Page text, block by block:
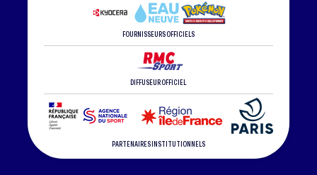
FOURNISSEURS OFFICIELS
DIFFUSEUR OFFICIEL
PARTENAIRES INSTITUTIONNELS